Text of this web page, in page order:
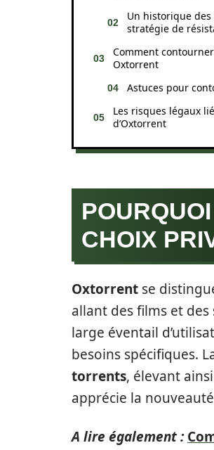
Un historique
stratégie de
Comment contourner
Oxtorrent
Astuces pour
Les risques légaux
d’Oxtorrent
CHOIX
Oxtorrent se
allant des films et
large éventail
besoins spécifiques.
torrents, élevant
apprécie la
A lire également :